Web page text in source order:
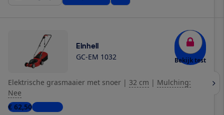
Einhell
GC-EM 1032 Bekijk test
Elektrische grasmaaier met snoer | 32 cm | Mulching:
Nee
€ 62,503 winkels